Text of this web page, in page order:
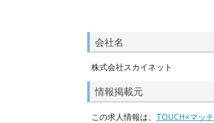
会社名
株式会社スカイネット
情報掲載元
この求人情報は、 TOUCH×マッチ